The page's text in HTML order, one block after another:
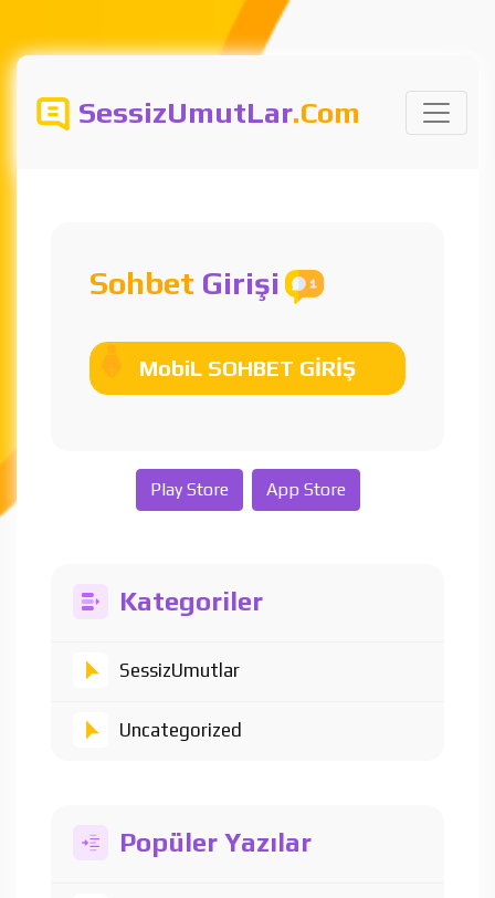
SessizUmutLar.Com
Sohbet Girişi
MobiL SOHBET GİRİŞ
Play Store App Store
Kategoriler
SessizUmutlar
Uncategorized
Popüler Yazılar